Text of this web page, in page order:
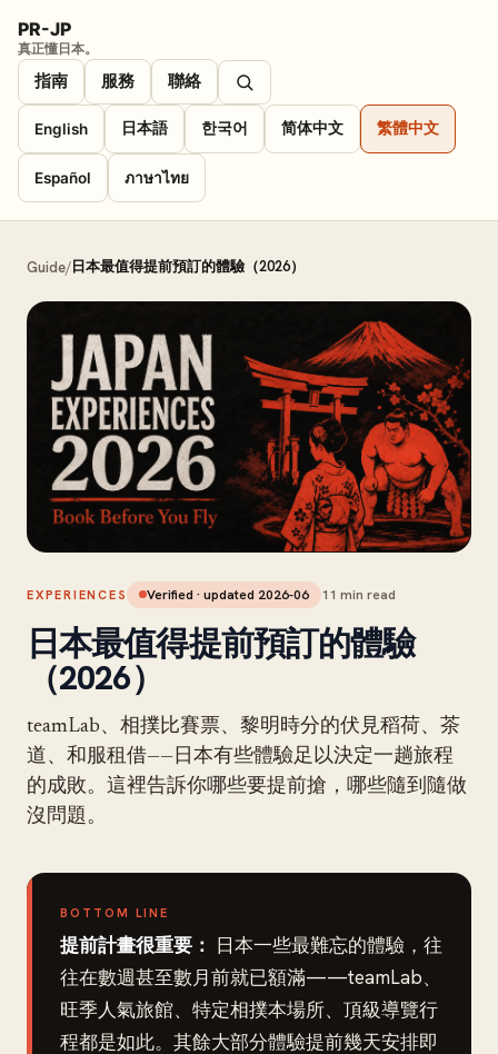
PR-JP
真正懂日本。
指南 服務 聯絡
English 日本語 한국어 简体中文 繁體中文
Español ภาษาไทย
Guide/日本最值得提前預訂的體驗（2026）
EXPERIENCES Verified · updated 2026-06 11 min read
日本最值得提前預訂的體驗
（2026）
teamLab、相撲比賽票、黎明時分的伏見稻荷、茶
道、和服租借——日本有些體驗足以決定一趟旅程
的成敗。這裡告訴你哪些要提前搶，哪些隨到隨做
沒問題。
BOTTOM LINE
提前計畫很重要： 日本一些最難忘的體驗，往
往在數週甚至數月前就已額滿——teamLab、
旺季人氣旅館、特定相撲本場所、頂級導覽行
程都是如此。其餘大部分體驗提前幾天安排即